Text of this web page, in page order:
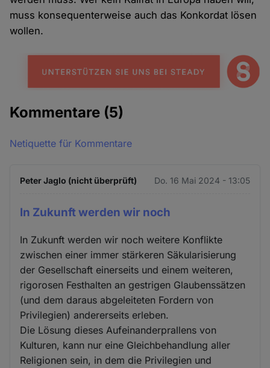
muss konsequenterweise auch das Konkordat lösen
wollen.
Kommentare (5)
Netiquette für Kommentare
Peter Jaglo (nicht überprüft) Do. 16 Mai 2024 - 13:05
In Zukunft werden wir noch
In Zukunft werden wir noch weitere Konflikte
zwischen einer immer stärkeren Säkularisierung
der Gesellschaft einerseits und einem weiteren,
rigorosen Festhalten an gestrigen Glaubenssätzen
(und dem daraus abgeleiteten Fordern von
Privilegien) andererseits erleben.
Die Lösung dieses Aufeinanderprallens von
Kulturen, kann nur eine Gleichbehandlung aller
Religionen sein, in dem die Privilegien und